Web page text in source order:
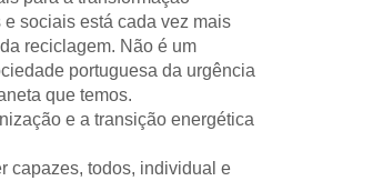
sociais está cada vez mais
reciclagem. Não é um
portuguesa da urgência
que temos.
e a transição energética
capazes, todos, individual e